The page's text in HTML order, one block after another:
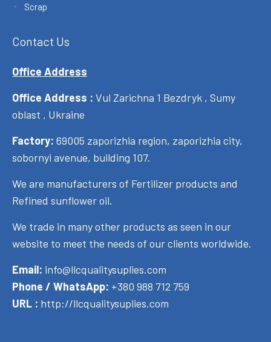
Scrap
Contact Us
Office Address
Office Address : Vul Zarichna 1 Bezdryk , Sumy
oblast , Ukraine
Factory: 69005 zaporizhia region, zaporizhia city,
sobornyi avenue, building 107.
We are manufacturers of Fertilizer products and
Refined sunflower oil.
We trade in many other products as seen in our
website to meet the needs of our clients worldwide.
Email: info@llcqualitysuplies.com
Phone / WhatsApp: +380 988 712 759
URL : http://llcqualitysuplies.com